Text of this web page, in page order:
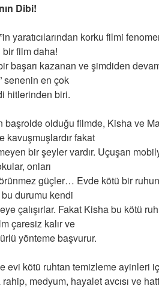
Dibi!
yaratıcılarından korku filmi
film daha!
başarı kazanan ve şimdiden
senenin en çok
hitlerinden biri.
başrolde olduğu filmde, Kisha ve
kavuşmuşlardır fakat
bir şeyler vardır. Uçuşan
onları
güçler… Evde kötü bir ruhun
durumu kendi
çalışırlar. Fakat Kisha bu kötü
çaresiz kalır ve
yönteme başvurur.
evi kötü ruhtan temizleme ayinleri
medyum, hayalet avcısı ve